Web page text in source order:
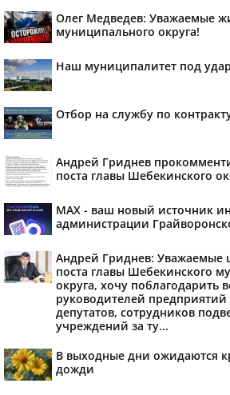
Олег Медведев: Уважаемые
муниципального округа!
Наш муниципалитет под
Отбор на службу по
Андрей Гриднев
поста главы Шебекинского
MAX - ваш новый источник
администрации
Андрей Гриднев: Уважаемые
поста главы Шебекинского
округа, хочу поблагодарить
руководителей
депутатов, сотрудников
учреждений за ту...
В выходные дни ожидаются
дожди